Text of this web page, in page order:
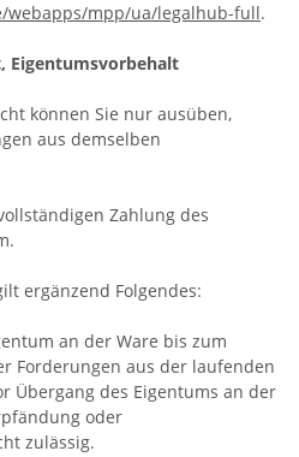
webapps/mpp/ua/legalhub-full.
, Eigentumsvorbehalt
können Sie nur ausüben,
aus demselben
Zahlung des
ergänzend Folgendes:
an der Ware bis zum
Forderungen aus der laufenden
Übergang des Eigentums an der
oder
zulässig.